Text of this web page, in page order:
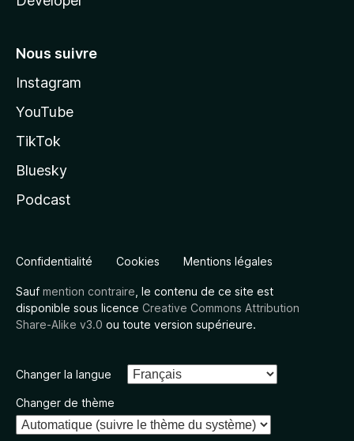
Nous suivre
Instagram
YouTube
TikTok
Bluesky
Podcast
Confidentialité Cookies Mentions légales
Sauf mention contraire , le contenu de ce site est
disponible sous licence Creative Commons Attribution
Share-Alike v3.0 ou toute version supérieure.
Changer la langue
Changer de thème